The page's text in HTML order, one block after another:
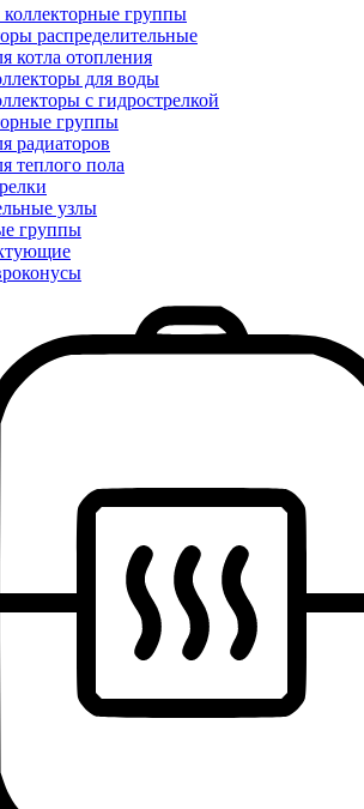
группы
распределительные
котла отопления
для воды
с гидрострелкой
группы
радиаторов
теплого пола
узлы
группы